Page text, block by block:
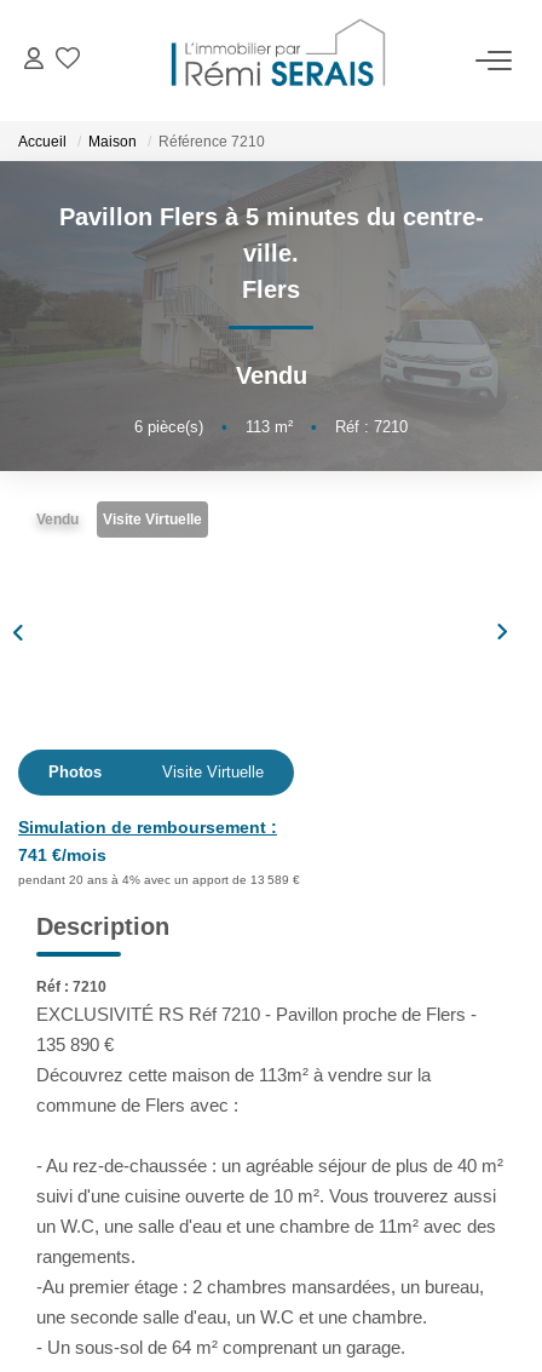
LOUER
VENDRE
BIENS VENDUS
Gestion
Accueil Maison Référence 7210
Pavillon Flers à 5 minutes du centre-
ville.
Flers
Vendu
6 pièce(s) • 113 m² • Réf : 7210
Vendu Visite Virtuelle
Simulation de remboursement :
741 €/mois
pendant 20 ans à 4% avec un apport de 13 589 €
Photos Visite Virtuelle
Description
Réf : 7210
EXCLUSIVITÉ RS Réf 7210 - Pavillon proche de Flers -
135 890 €
Découvrez cette maison de 113m² à vendre sur la
commune de Flers avec :
- Au rez-de-chaussée : un agréable séjour de plus de 40 m²
suivi d'une cuisine ouverte de 10 m². Vous trouverez aussi
un W.C, une salle d'eau et une chambre de 11m² avec des
rangements.
-Au premier étage : 2 chambres mansardées, un bureau,
une seconde salle d'eau, un W.C et une chambre.
- Un sous-sol de 64 m² comprenant un garage.